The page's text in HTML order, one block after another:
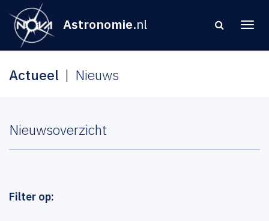
Astronomie.nl
Actueel Nieuws
Nieuwsoverzicht
Filter op: